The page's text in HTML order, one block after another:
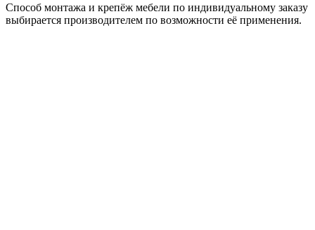
Способ монтажа и крепёж мебели по индивидуальному заказу
выбирается производителем по возможности её применения.